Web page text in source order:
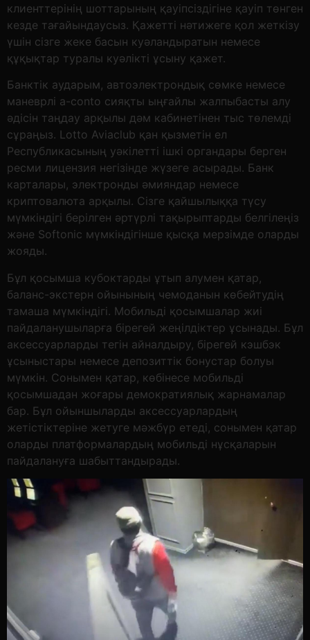
клиенттерінің шоттарының қауіпсіздігіне қауіп төнген
кезде тағайындаусыз. Қажетті нәтижеге қол жеткізу
үшін сізге жеке басын куәландыратын немесе
құқықтар туралы куәлікті ұсыну қажет.
Банктік аударым, автоэлектрондық сөмке немесе
маневрлі a-conto сияқты ыңғайлы жалпыбасты алу
әдісін таңдау арқылы дәм кабинетінен тыс төлемді
сұраңыз. Lotto Aviaclub қан қызметін ел
Республикасының уәкілетті ішкі органдары берген
ресми лицензия негізінде жүзеге асырады. Банк
карталары, электронды әмияндар немесе
криптовалюта арқылы. Сізге қайшылыққа түсу
мүмкіндігі берілген әртүрлі тақырыптарды белгілеңіз
және Softonic мүмкіндігінше қысқа мерзімде оларды
жояды.
Бұл қосымша кубоктарды ұтып алумен қатар,
баланс-экстерн ойынының чемоданын көбейтудің
тамаша мүмкіндігі. Мобильді қосымшалар жиі
пайдаланушыларға бірегей жеңілдіктер ұсынады. Бұл
аксессуарларды тегін айналдыру, бірегей кэшбэк
ұсыныстары немесе депозиттік бонустар болуы
мүмкін. Сонымен қатар, көбінесе мобильді
қосымшадан жоғары демократиялық жарнамалар
бар. Бұл ойыншыларды аксессуарлардың
жетістіктеріне жетуге мәжбүр етеді, сонымен қатар
оларды платформалардың мобильді нұсқаларын
пайдалануға шабыттандырады.